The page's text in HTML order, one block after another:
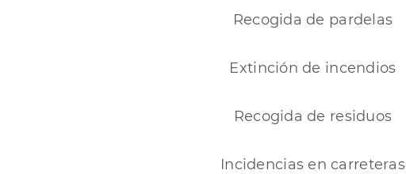
Recogida de pardelas
Extinción de incendios
Recogida de residuos
Incidencias en carreteras